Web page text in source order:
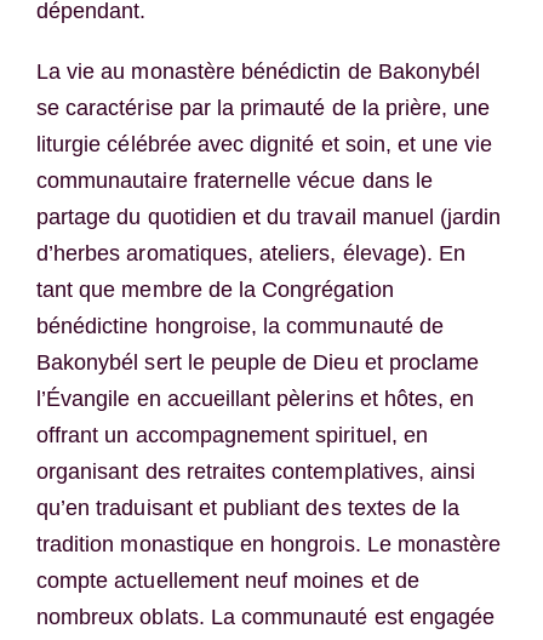
dépendant.
La vie au monastère bénédictin de Bakonybél
se caractérise par la primauté de la prière, une
liturgie célébrée avec dignité et soin, et une vie
communautaire fraternelle vécue dans le
partage du quotidien et du travail manuel (jardin
d’herbes aromatiques, ateliers, élevage). En
tant que membre de la Congrégation
bénédictine hongroise, la communauté de
Bakonybél sert le peuple de Dieu et proclame
l’Évangile en accueillant pèlerins et hôtes, en
offrant un accompagnement spirituel, en
organisant des retraites contemplatives, ainsi
qu’en traduisant et publiant des textes de la
tradition monastique en hongrois. Le monastère
compte actuellement neuf moines et de
nombreux oblats. La communauté est engagée